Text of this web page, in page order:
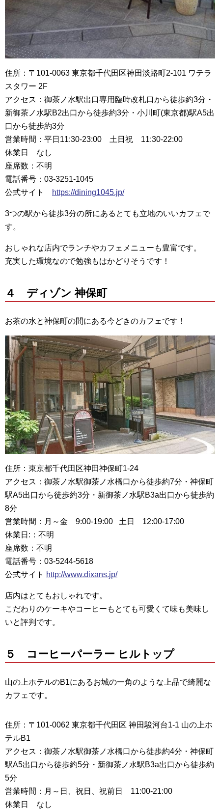
住所：〒101-0063 東京都千代田区神田淡路町2-101 ワテラ
スタワー 2F
アクセス：御茶ノ水駅出口専用臨時改札口から徒歩約3分・
新御茶ノ水駅B2出口から徒歩約3分・小川町(東京都)駅A5出
口から徒歩約3分
営業時間：平日11:30-23:00 土日祝 11:30-22:00
休業日 なし
座席数：不明
電話番号：03-3251-1045
公式サイト
https://dining1045.jp/
3つの駅から徒歩3分の所にあるとても立地のいいカフェで
す。
おしゃれな店内でランチやカフェメニューも豊富です。
充実した環境なので勉強もはかどりそうです！
４ ディゾン 神保町
お茶の水と神保町の間にある今どきのカフェです！
住所：東京都千代田区神田神保町1-24
アクセス：御茶ノ水駅御茶ノ水橋口から徒歩約7分・神保町
駅A5出口から徒歩約3分・新御茶ノ水駅B3a出口から徒歩約
8分
営業時間：月～金 9:00-19:00 土日 12:00-17:00
休業日:：不明
座席数：不明
電話番号：03-5244-5618
公式サイト http://www.dixans.jp/
店内はとてもおしゃれです。
こだわりのケーキやコーヒーもとても可愛くて味も美味し
いと評判です。
５ コーヒーパーラー ヒルトップ
山の上ホテルのB1にあるお城の一角のような上品で綺麗な
カフェです。
住所：〒101-0062 東京都千代田区 神田駿河台1-1 山の上ホ
テルB1
アクセス：御茶ノ水駅御茶ノ水橋口から徒歩約4分・神保町
駅A5出口から徒歩約5分・新御茶ノ水駅B3a出口から徒歩約
5分
営業時間：月～日、祝日、祝前日 11:00-21:00
休業日 なし